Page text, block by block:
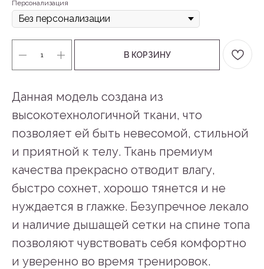
Персонализация
В КОРЗИНУ
Данная модель создана из
высокотехнологичной ткани, что
позволяет ей быть невесомой, стильной
и приятной к телу. Ткань премиум
качества прекрасно отводит влагу,
быстро сохнет, хорошо тянется и не
нуждается в глажке. Безупречное лекало
и наличие дышащей сетки на спине топа
позволяют чувствовать себя комфортно
и уверенно во время тренировок.